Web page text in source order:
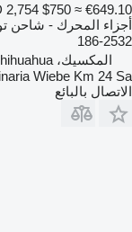
2,754 $750 ≈ €649.10
أجزاء المحرك - شاحن
186-2532
المكسيك، Chihuahua
Wiebe Km 24 Sa
الاتصال بالبائع